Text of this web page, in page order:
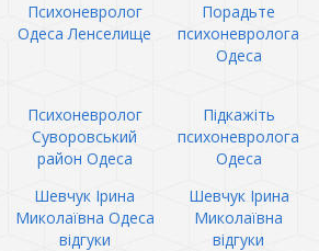
Психоневролог
Одеса Ленселище
Порадьте
психоневролога
Одеса
Психоневролог
Суворовський
район Одеса
Підкажіть
психоневролога
Одеса
Шевчук Ірина
Миколаївна Одеса
відгуки
Шевчук Ірина
Миколаївна
відгуки